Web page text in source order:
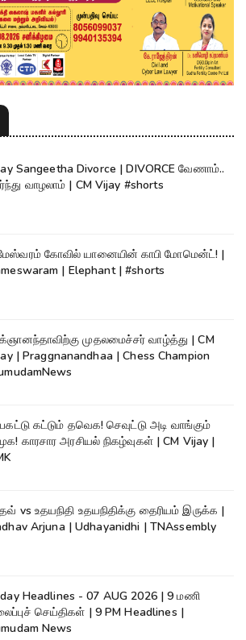
Sangeetha Divorce | DIVORCE வேணாம்..
வாழலாம் | CM Vijay #shorts
கோவில் யானையின் காபி மோமென்ட்! |
| Elephant | #shorts
முதலமைச்சர் வாழ்த்து | CM
| Praggnanandhaa | Chess Champion
கட்டும் தவெக! செவுட்டு அடி வாங்கும்
காரசார அரசியல் நிகழ்வுகள் | CM Vijay |
vs உதயநிதி உதயநிதிக்கு தைரியம் இருக்க |
Arjuna | Udhayanidhi | TNAssembly
Headlines - 07 AUG 2026 | 9 மணி
செய்திகள் | 9 PM Headlines |
News